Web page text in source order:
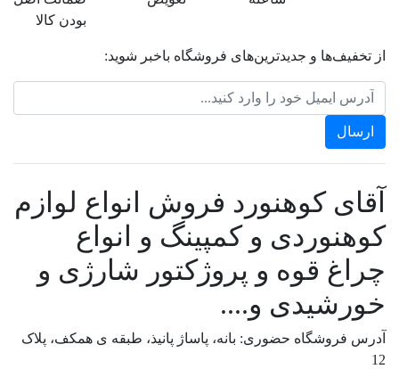
بودن کالا
از تخفیف‌ها و جدیدترین‌های فروشگاه باخبر شوید:
آقای کوهنورد فروش انواع لوازم
کوهنوردی و کمپینگ و انواع
چراغ قوه و پروژکتور شارژی و
خورشیدی و....
آدرس فروشگاه حضوری: بانه، پاساژ پانیذ، طبقه ی همکف، پلاک
12